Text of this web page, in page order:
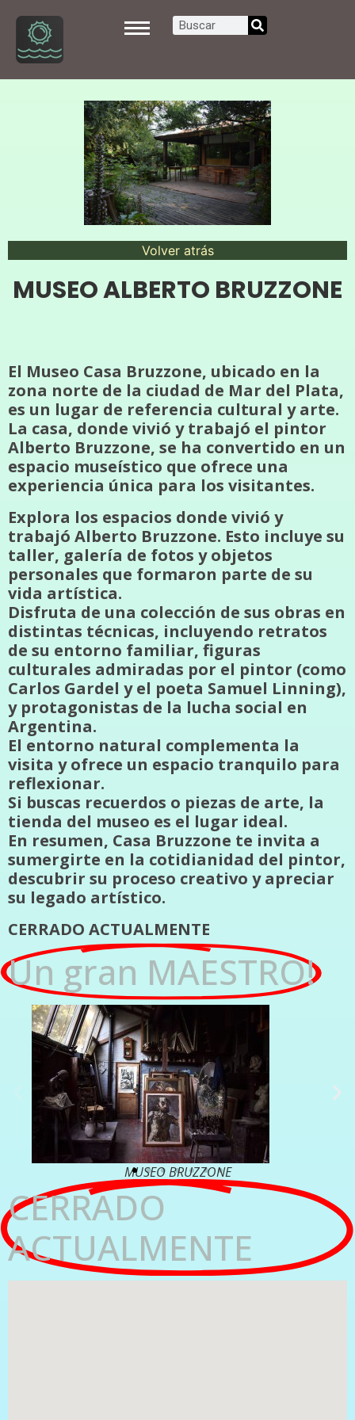
Volver atrás
MUSEO ALBERTO BRUZZONE
El Museo Casa Bruzzone, ubicado en la
zona norte de la ciudad de Mar del Plata,
es un lugar de referencia cultural y arte.
La casa, donde vivió y trabajó el pintor
Alberto Bruzzone, se ha convertido en un
espacio museístico que ofrece una
experiencia única para los visitantes.
Explora los espacios donde vivió y
trabajó Alberto Bruzzone. Esto incluye su
taller, galería de fotos y objetos
personales que formaron parte de su
vida artística.
Disfruta de una colección de sus obras en
distintas técnicas, incluyendo retratos
de su entorno familiar, figuras
culturales admiradas por el pintor (como
Carlos Gardel y el poeta Samuel Linning),
y protagonistas de la lucha social en
Argentina.
El entorno natural complementa la
visita y ofrece un espacio tranquilo para
reflexionar.
Si buscas recuerdos o piezas de arte, la
tienda del museo es el lugar ideal.
En resumen, Casa Bruzzone te invita a
sumergirte en la cotidianidad del pintor,
descubrir su proceso creativo y apreciar
su legado artístico.
CERRADO ACTUALMENTE
Un gran MAESTRO!
MUSEO BRUZZONE
CERRADO
ACTUALMENTE